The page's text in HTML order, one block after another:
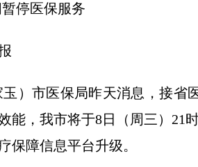
停医保服务
）市医保局昨天消息，接省
能，我市将于8日（周三）21
保障信息平台升级。